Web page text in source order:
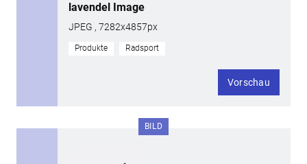
lavendel Image
JPEG , 7282x4857px
Produkte Radsport
Vorschau
BILD